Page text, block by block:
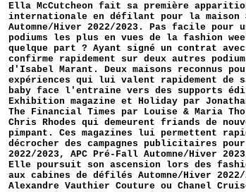
Ella McCutcheon fait sa première
internationale en défilant pour la maison
Automne/Hiver 2022/2023. Pas facile
podiums les plus en vues de la fashion
quelque part ? Ayant signé un contrat
confirme rapidement sur deux autres
d'Isabel Marant. Deux maisons reconnus
expériences qui lui valent rapidement
baby face l'entraine vers des supports
Exhibition magazine et Holiday par
The Financial Times par Louise & Maria
Chris Rhodes qui demeurent friands de
pimpant. Ces magazines lui permettent
décrocher des campagnes publicitaires
2022/2023, APC Pré-Fall Automne/Hiver
Elle poursuit son ascension lors des
aux cabines de défilés Automne/Hiver
Alexandre Vauthier Couture ou Chanel